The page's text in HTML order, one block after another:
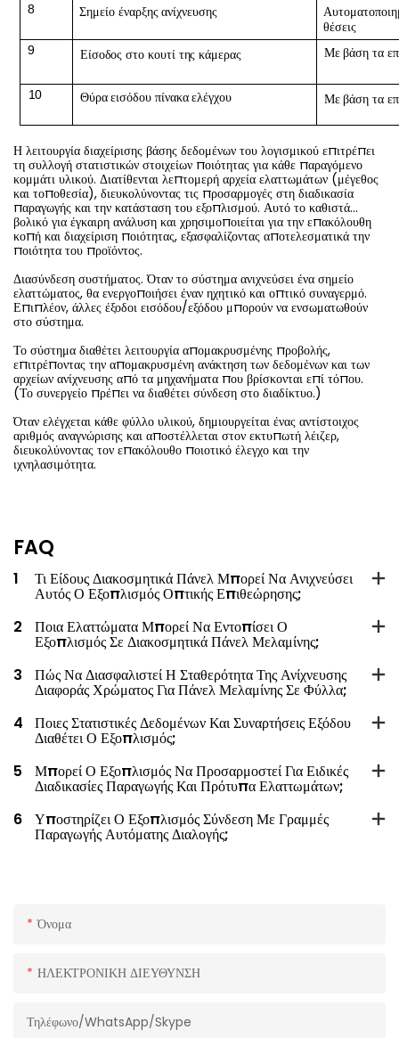
8 Σημείο έναρξης ανίχνευσης
θέσεις
9 Είσοδος στο κουτί της κάμερας Με βάση τα
10 Θύρα εισόδου πίνακα ελέγχου Με βάση τα
Η λειτουργία διαχείρισης βάσης δεδομένων του λογισμικού επιτρέπει
τη συλλογή στατιστικών στοιχείων ποιότητας για κάθε παραγόμενο
κομμάτι υλικού. Διατίθενται λεπτομερή αρχεία ελαττωμάτων (μέγεθος
και τοποθεσία), διευκολύνοντας τις προσαρμογές στη διαδικασία
παραγωγής και την κατάσταση του εξοπλισμού. Αυτό το καθιστά...
βολικό για έγκαιρη ανάλυση και χρησιμοποιείται για την επακόλουθη
κοπή και διαχείριση ποιότητας, εξασφαλίζοντας αποτελεσματικά την
ποιότητα του προϊόντος.
Διασύνδεση συστήματος. Όταν το σύστημα ανιχνεύσει ένα σημείο
ελαττώματος, θα ενεργοποιήσει έναν ηχητικό και οπτικό συναγερμό.
Επιπλέον, άλλες έξοδοι εισόδου/εξόδου μπορούν να ενσωματωθούν
στο σύστημα.
Το σύστημα διαθέτει λειτουργία απομακρυσμένης προβολής,
επιτρέποντας την απομακρυσμένη ανάκτηση των δεδομένων και των
αρχείων ανίχνευσης από τα μηχανήματα που βρίσκονται επί τόπου.
(Το συνεργείο πρέπει να διαθέτει σύνδεση στο διαδίκτυο.)
Όταν ελέγχεται κάθε φύλλο υλικού, δημιουργείται ένας αντίστοιχος
αριθμός αναγνώρισης και αποστέλλεται στον εκτυπωτή λέιζερ,
διευκολύνοντας τον επακόλουθο ποιοτικό έλεγχο και την
ιχνηλασιμότητα.
FAQ
1 Τι Είδους Διακοσμητικά Πάνελ Μπορεί Να Ανιχνεύσει
Αυτός Ο Εξοπλισμός Οπτικής Επιθεώρησης;
2
Ποια Ελαττώματα Μπορεί Να Εντοπίσει Ο
Εξοπλισμός Σε Διακοσμητικά Πάνελ Μελαμίνης;
3
Πώς Να Διασφαλιστεί Η Σταθερότητα Της Ανίχνευσης
Διαφοράς Χρώματος Για Πάνελ Μελαμίνης Σε Φύλλα;
4
Ποιες Στατιστικές Δεδομένων Και Συναρτήσεις Εξόδου
Διαθέτει Ο Εξοπλισμός;
5
Μπορεί Ο Εξοπλισμός Να Προσαρμοστεί Για Ειδικές
Διαδικασίες Παραγωγής Και Πρότυπα Ελαττωμάτων;
6
Υποστηρίζει Ο Εξοπλισμός Σύνδεση Με Γραμμές
Παραγωγής Αυτόματης Διαλογής;
Όνομα
ΗΛΕΚΤΡΟΝΙΚΗ ΔΙΕΥΘΥΝΣΗ
Τηλέφωνο/WhatsApp/Skype